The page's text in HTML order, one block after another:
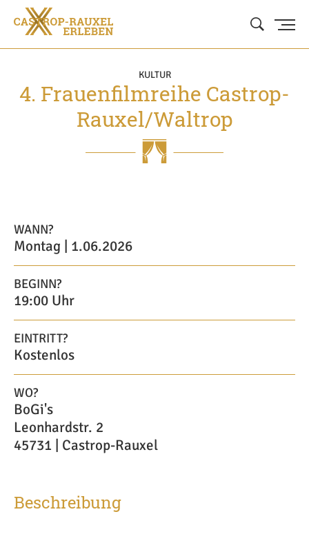
KULTUR
4. Frauenfilmreihe Castrop-
Rauxel/Waltrop
WANN?
Montag | 1.06.2026
BEGINN?
19:00 Uhr
EINTRITT?
Kostenlos
WO?
BoGi's
Leonhardstr. 2
45731 | Castrop-Rauxel
Beschreibung